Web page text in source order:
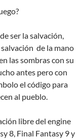
ser la salvación,
de la mano
las sombras con su
antes pero con
el código para
al pueblo.
libre del engine
8, Final Fantasy 9 y